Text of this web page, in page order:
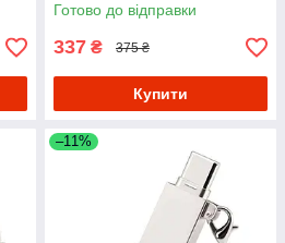
Готово до відправки
337 ₴ 375 ₴
Купити
–11%